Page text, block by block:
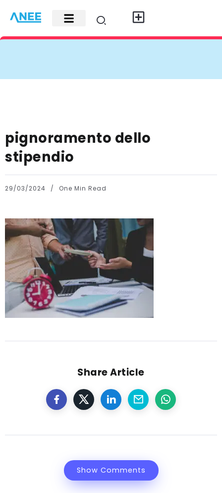
pignoramento dello
stipendio
29/03/2024 One Min Read
Share Article
Show Comments